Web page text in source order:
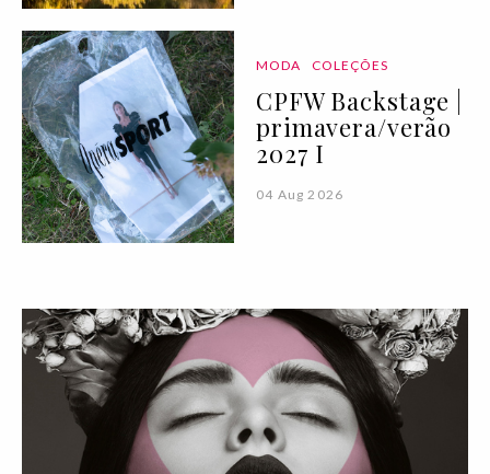
MODA COLEÇÕES
CPFW Backstage |
primavera/verão
2027 I
04 Aug 2026